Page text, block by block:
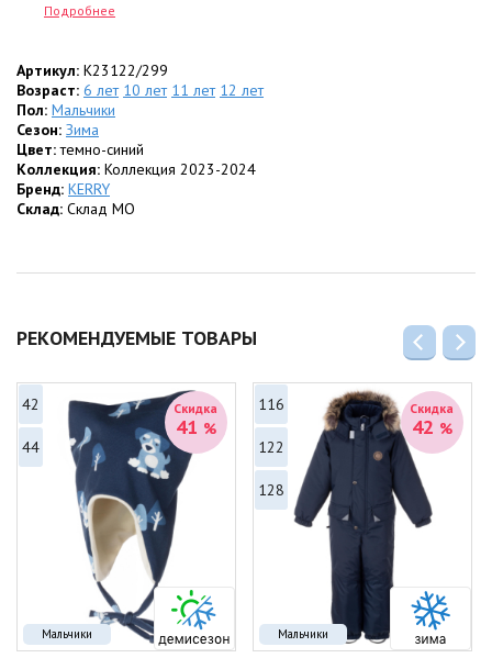
Подробнее
Артикул: K23122/299
Возраст: 6 лет 10 лет 11 лет 12 лет
Пол: Мальчики
Сезон: Зима
Цвет:темно-синий
Коллекция: Коллекция 2023-2024
Бренд: KERRY
Склад: Склад МО
РЕКОМЕНДУЕМЫЕ ТОВАРЫ
Мальчики
Скидка
41 %
42
44
Мальчики
Скидка
42 %
116
122
128